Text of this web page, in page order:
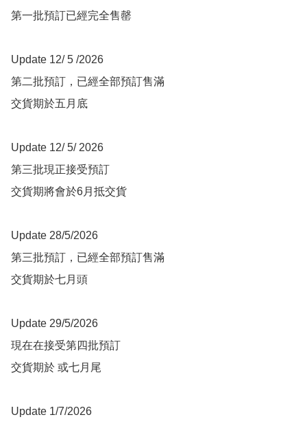
第一批預訂已經完全售罄
Update 12/ 5 /2026
第二批預訂，已經全部預訂售滿
交貨期於五月底
Update 12/ 5/ 2026
第三批現正接受預訂
交貨期將會於6月抵交貨
Update 28/5/2026
第三批預訂，已經全部預訂售滿
交貨期於七月頭
Update 29/5/2026
現在在接受第四批預訂
交貨期於 或七月尾
Update 1/7/2026